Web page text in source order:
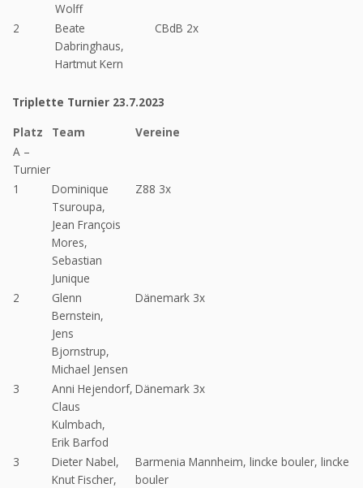
Wolff
2
Beate
Dabringhaus,
Hartmut Kern
CBdB 2x
Triplette Turnier 23.7.2023
Platz
Team
Vereine
A –
Turnier
1
Dominique
Tsuroupa,
Jean François
Mores,
Sebastian
Junique
Z88 3x
2
Glenn
Bernstein,
Jens
Bjornstrup,
Michael Jensen
Dänemark 3x
3
Anni Hejendorf,
Claus
Kulmbach,
Erik Barfod
Dänemark 3x
3
Dieter Nabel,
Knut Fischer,
Barmenia Mannheim, lincke bouler, lincke
bouler